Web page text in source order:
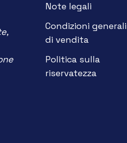
Note legali
Condizioni generali
di vendita
Politica sulla
riservatezza
attend dès 100€